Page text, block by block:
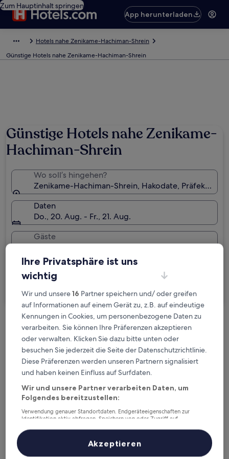
Zum Hauptinhalt springen
App herunterladen
Hotels nahe Zenikame-Hachiman-Shrein
Günstige Hotels nahe Zenikame-Hachiman-Shrein
Günstige Hotels nahe Zenikame-
Hachiman-Shrein
Wo soll’s hingehen?
Zenikame-Hachiman-Shrein, Hakodate, Präfektur
Daten
Do., 20. Aug. - Fr., 21. Aug.
Gäste
2 Reisende, 1 Zimmer
Ich reise geschäftlich
Suchen
Kostenlose Stornierung bei
Planänderungen
Verdiene Prämien für jede
wahrgenommene Übernachtung
Mehr sparen mit Preisen für Mitglieder
Überprüfe die Preise für diese Daten
Ihre Privatsphäre ist uns
wichtig
Wir und unsere16 Partner speichern und/ oder greifen
auf Informationen auf einem Gerät zu, z.B. auf eindeutige
Kennungen in Cookies, um personenbezogene Daten zu
verarbeiten. Sie können Ihre Präferenzen akzeptieren
oder verwalten. Klicken Sie dazu bitte unten oder
besuchen Sie jederzeit die Seite der Datenschutzrichtlinie.
Diese Präferenzen werden unseren Partnern signalisiert
und haben keinen Einfluss auf Surfdaten.
Wir und unsere Partner verarbeiten Daten, um
Folgendes bereitzustellen:
Verwendung genauer Standortdaten. Endgeräteeigenschaften zur
Identifikation aktiv abfragen. Speichern von oder Zugriff auf
Inhalte, Messung von Werbeleistung und der Performance von Inhalten,
Zielgruppenforschung sowie Entwicklung und Verbesserung von
Liste der Partner (Lieferanten)
Akzeptieren